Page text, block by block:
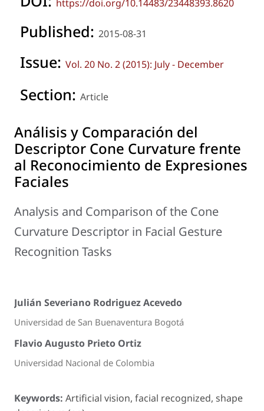
https://doi.org/10.14483/23448393.8620
Published: 2015-08-31
Issue: Vol. 20 No. 2 (2015): July - December
Section: Article
Análisis y Comparación del
Descriptor Cone Curvature frente
al Reconocimiento de Expresiones
Faciales
Analysis and Comparison of the Cone
Curvature Descriptor in Facial Gesture
Recognition Tasks
Julián Severiano Rodriguez Acevedo
Universidad de San Buenaventura Bogotá
Flavio Augusto Prieto Ortiz
Universidad Nacional de Colombia
Keywords: Artificial vision, facial recognized, shape